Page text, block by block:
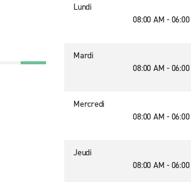
Lundi
08:00 AM -
Mardi
08:00 AM -
Mercredi
08:00 AM -
Jeudi
08:00 AM -